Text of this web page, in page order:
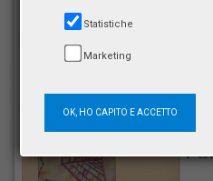
Statistiche
Marketing
OK, HO CAPITO E ACCETTO